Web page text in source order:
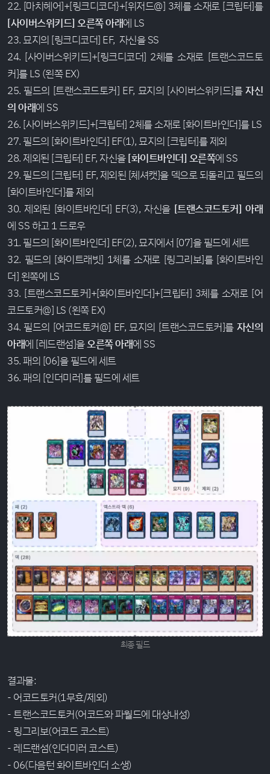
22. [마치헤어]+[링크디코더}+[위저드@] 3체를 소재로 [크립터]를
[사이버스위키드] 오른쪽 아래에 LS
23. 묘지의 [링크디코더] EF, 자신을 SS
24. [사이버스위키드]+[링크디코더] 2체를 소재로 [트랜스코드토
커]를 LS (왼쪽 EX)
25. 필드의 [트랜스코드토커] EF, 묘지의 [사이버스위키드]를자신
의 아래에 SS
26. [사이버스위키드]+[크립터] 2체를 소재로 [화이트바인더]를 LS
27. 필드의 [화이트바인더] EF(1), 묘지의 [크립터]를 제외
28. 제외된 [크립터] EF, 자신을[화이트바인더] 오른쪽에 SS
29. 필드의 [크립터] EF, 제외된 [체셔캣]을 덱으로 되돌리고 필드의
[화이트바인더]를 제외
30. 제외된 [화이트바인더] EF(3), 자신을[트랜스코드토커] 아래
에 SS 하고 1 드로우
31. 필드의 [화이트바인더] EF(2), 묘지에서 [07]을 필드에 세트
32. 필드의 [화이트래빗] 1체를 소재로 [링그리보]를 [화이트바인
더] 왼쪽에 LS
33. [트랜스코드토커]+[화이트바인더]+[크립터] 3체를 소재로 [어
코드토커@] LS (왼쪽 EX)
34. 필드의 [어코드토커@] EF, 묘지의 [트랜스코드토커]를 자신의
아래에 [레드랜섬]을오른쪽 아래에 SS
35. 패의 [06]을 필드에 세트
36. 패의 [인더미러]를 필드에 세트
최종 필드
결과물:
- 어코드토커(1무효/제외)
- 트랜스코드토커(어코드와 파월드에 대상내성)
- 링그리보(어코드 코스트)
- 레드랜섬(인더미러 코스트)
- 06(다음턴 화이트바인더 소생)